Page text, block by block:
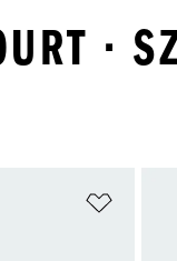
·